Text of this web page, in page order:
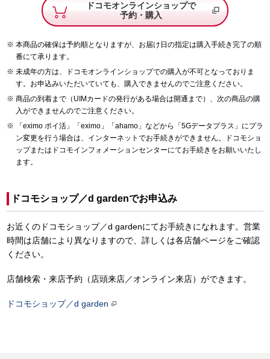
ドコモオンラインショップで
予約・購入
本商品の確保は予約順となりますが、お届け日の指定は購入手続き完了の順
番にて承ります。
未成年の方は、ドコモオンラインショップでの購入が不可となっておりま
す。お申込みいただいていても、購入できませんのでご注意ください。
商品の到着まで（UIMカードの発行がある場合は開通まで）、次の商品の購
入ができませんのでご注意ください。
「eximo ポイ活」「eximo」「ahamo」などから「5Gデータプラス」にプラ
ン変更を行う場合は、インターネットでお手続きができません。ドコモショ
ップまたはドコモインフォメーションセンターにてお手続きをお願いいたし
ます。
ドコモショップ／d gardenでお申込み
お近くのドコモショップ／d gardenにてお手続きになれます。営業
時間は店舗により異なりますので、詳しくは各店舗ページをご確認
ください。
店舗検索・来店予約（店頭来店／オンライン来店）ができます。
ドコモショップ／d garden